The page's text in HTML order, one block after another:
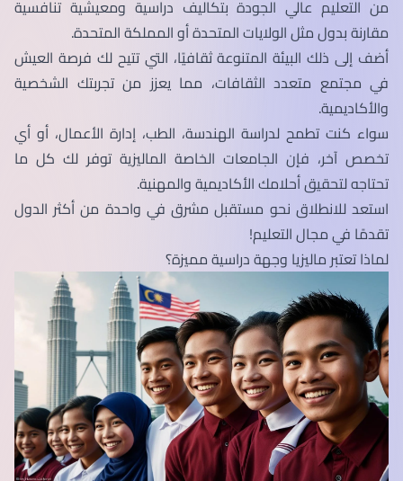
من التعليم عالي الجودة بتكاليف دراسية ومعيشية تنافسية
مقارنة بدول مثل الولايات المتحدة أو المملكة المتحدة.
أضف إلى ذلك البيئة المتنوعة ثقافيًا، التي تتيح لك فرصة العيش
في مجتمع متعدد الثقافات، مما يعزز من تجربتك الشخصية
والأكاديمية.
سواء كنت تطمح لدراسة الهندسة، الطب، إدارة الأعمال، أو أي
تخصص آخر، فإن الجامعات الخاصة الماليزية توفر لك كل ما
تحتاجه لتحقيق أحلامك الأكاديمية والمهنية.
استعد للانطلاق نحو مستقبل مشرق في واحدة من أكثر الدول
تقدمًا في مجال التعليم!
لماذا تعتبر ماليزيا وجهة دراسية مميزة؟